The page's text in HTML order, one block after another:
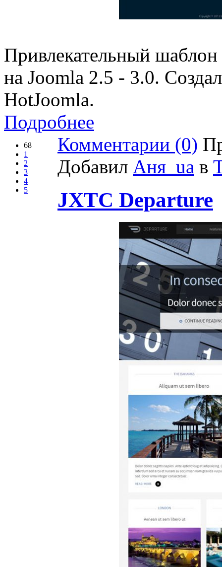
Привлекательный
на Joomla 2.5 - 3.0.
HotJoomla.
Подробнее
68
1
2
3
4
5
Комментарии (0)
Добавил Аня_ua в
JXTC Departure